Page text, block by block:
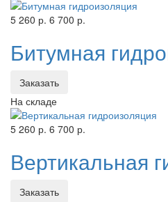
5 260 р. 6 700 р.
Битумная
Заказать
На складе
5 260 р. 6 700 р.
Вертикальная
Заказать